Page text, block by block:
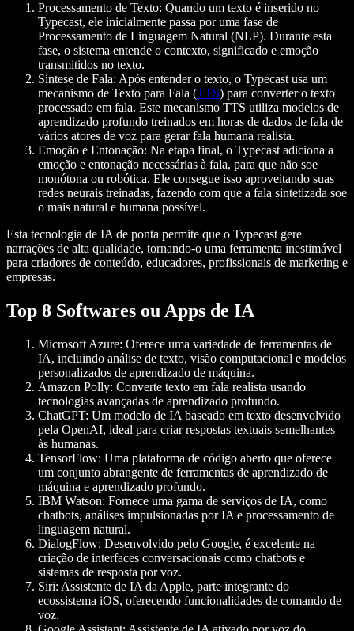
Processamento de Texto: Quando um texto é inserido no
Typecast, ele inicialmente passa por uma fase de
Processamento de Linguagem Natural (NLP). Durante esta
fase, o sistema entende o contexto, significado e emoção
transmitidos no texto.
Síntese de Fala: Após entender o texto, o Typecast usa um
mecanismo de Texto para Fala (TTS) para converter o texto
processado em fala. Este mecanismo TTS utiliza modelos de
aprendizado profundo treinados em horas de dados de fala de
vários atores de voz para gerar fala humana realista.
Emoção e Entonação: Na etapa final, o Typecast adiciona a
emoção e entonação necessárias à fala, para que não soe
monótona ou robótica. Ele consegue isso aproveitando suas
redes neurais treinadas, fazendo com que a fala sintetizada soe
o mais natural e humana possível.
Esta tecnologia de IA de ponta permite que o Typecast gere
narrações de alta qualidade, tornando-o uma ferramenta inestimável
para criadores de conteúdo, educadores, profissionais de marketing e
empresas.
Top 8 Softwares ou Apps de IA
Microsoft Azure: Oferece uma variedade de ferramentas de
IA, incluindo análise de texto, visão computacional e modelos
personalizados de aprendizado de máquina.
Amazon Polly: Converte texto em fala realista usando
tecnologias avançadas de aprendizado profundo.
ChatGPT: Um modelo de IA baseado em texto desenvolvido
pela OpenAI, ideal para criar respostas textuais semelhantes
às humanas.
TensorFlow: Uma plataforma de código aberto que oferece
um conjunto abrangente de ferramentas de aprendizado de
máquina e aprendizado profundo.
IBM Watson: Fornece uma gama de serviços de IA, como
chatbots, análises impulsionadas por IA e processamento de
linguagem natural.
DialogFlow: Desenvolvido pelo Google, é excelente na
criação de interfaces conversacionais como chatbots e
sistemas de resposta por voz.
Siri: Assistente de IA da Apple, parte integrante do
ecossistema iOS, oferecendo funcionalidades de comando de
voz.